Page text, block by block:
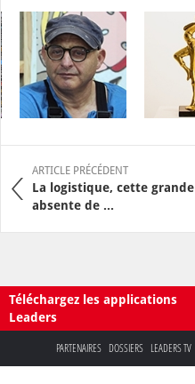
ARTICLE PRÉCÉDENT
La logistique, cette grande
absente de ...
Téléchargez les applications
Leaders
PARTENAIRES DOSSIERS LEADERS TV